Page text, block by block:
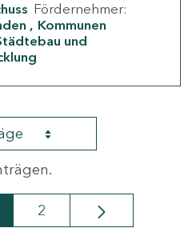
Fördernehmer:
Kommunen
und
Seite
2